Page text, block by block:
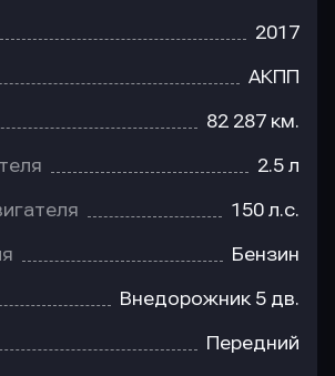
2017
АКПП
82 287 км.
2.5 л
150 л.с.
Бензин
Внедорожник 5 дв.
Передний